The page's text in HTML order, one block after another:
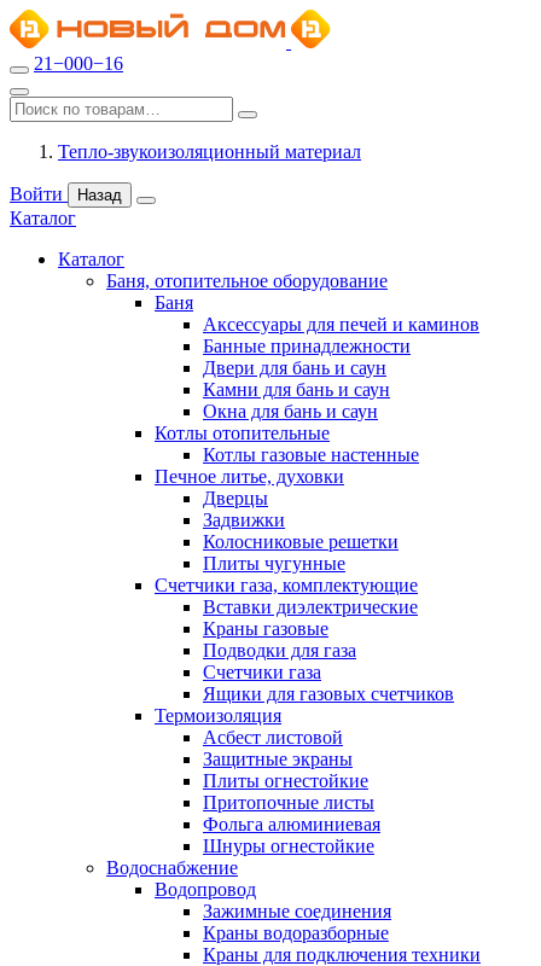
21−000−16
Тепло-звукоизоляционный материал
Войти Назад
Каталог
Каталог
Баня, отопительное оборудование
Баня
Аксессуары для печей и каминов
Банные принадлежности
Двери для бань и саун
Камни для бань и саун
Окна для бань и саун
Котлы отопительные
Котлы газовые настенные
Печное литье, духовки
Дверцы
Задвижки
Колосниковые решетки
Плиты чугунные
Счетчики газа, комплектующие
Вставки диэлектрические
Краны газовые
Подводки для газа
Счетчики газа
Ящики для газовых счетчиков
Термоизоляция
Асбест листовой
Защитные экраны
Плиты огнестойкие
Притопочные листы
Фольга алюминиевая
Шнуры огнестойкие
Водоснабжение
Водопровод
Зажимные соединения
Краны водоразборные
Краны для подключения техники